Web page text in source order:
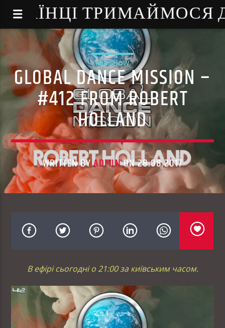
- УКРАЇНЦІ
MIX SHOW
GLOBAL DANCE MISSION –
#412 FROM ROBERT
HOLLAND
WRITTEN BYADMINON 28.08.2017
В ефірі сьогодні о 21:00 за київським часом.